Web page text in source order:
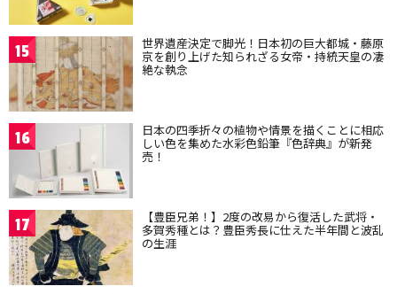
15 世界遺産決定で脚光！日本初の巨大都城・藤原
京を創り上げた知られざる女帝・持統天皇の凄
絶な執念
16 日本の四季折々の植物や情景を描くことに相応
しい色を集めた水彩色鉛筆『色辞典』が新発
売！
17 【豊臣兄弟！】2度の改易から復活した武将・
多賀秀種とは？豊臣秀長に仕えた半年間と波乱
の生涯